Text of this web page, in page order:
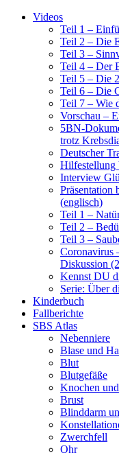
Videos
Teil 1 –
Teil 2 – Die
Teil 3 –
Teil 4 – Der
Teil 5 – Die
Teil 6 – Die
Teil 7 – Wie
Vorschau –
5BN-
trotz
Deutscher
Hilfestellung
Interview
(englisch)
Teil 1 –
Teil 2 –
Teil 3 –
Coronavirus
Diskussion
Kennst DU
Serie: Über
Kinderbuch
Fallberichte
SBS Atlas
Nebenniere
Blase und
Blut
Blutgefäße
Knochen
Brust
Blinddarm
Zwerchfell
Ohr